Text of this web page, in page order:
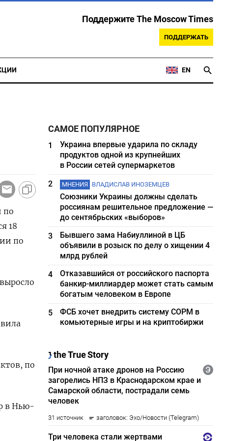
Поддержите The Moscow Times
ПОДДЕРЖАТЬ
EN
по
18
по
по
в Нью-
САМОЕ ПОПУЛЯРНОЕ
1
Украина впервые ударила по складу
продуктов одной из крупнейших
в России сетей супермаркетов
2
МНЕНИЯ ВЛАДИСЛАВ ИНОЗЕМЦЕВ
Союзники Украины должны сделать
россиянам решительное предложение —
до сентябрьских «выборов»
3
Бывшего зама Набиуллиной в ЦБ
объявили в розыск по делу о хищении 4
млрд рублей
4
Отказавшийся от российского паспорта
банкир-миллиардер может стать самым
богатым человеком в Европе
5
ФСБ хочет внедрить систему СОРМ в
комьютерные игры и на криптобиржи